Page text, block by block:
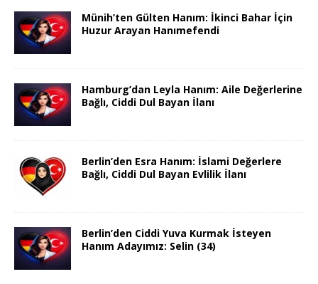
Münih’ten Gülten Hanım: İkinci Bahar İçin
Huzur Arayan Hanımefendi
Hamburg’dan Leyla Hanım: Aile Değerlerine
Bağlı, Ciddi Dul Bayan İlanı
Berlin’den Esra Hanım: İslami Değerlere
Bağlı, Ciddi Dul Bayan Evlilik İlanı
Berlin’den Ciddi Yuva Kurmak İsteyen
Hanım Adayımız: Selin (34)